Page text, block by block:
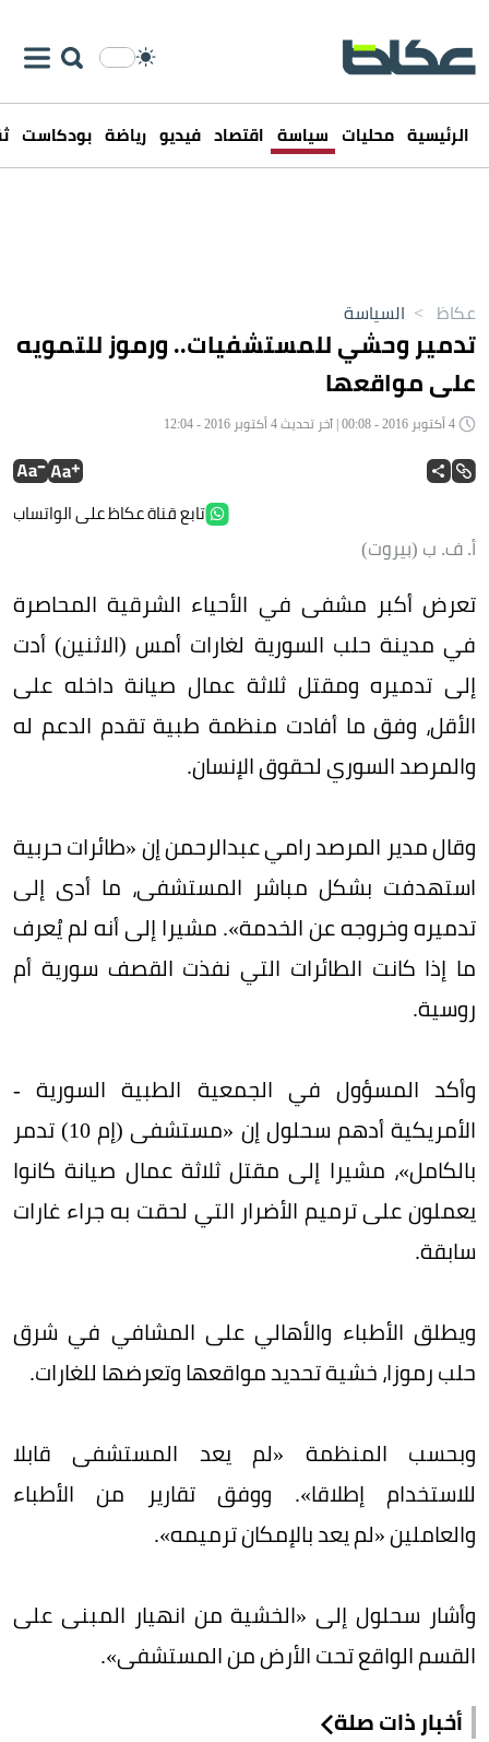
الرئيسية محليات سياسة اقتصاد فيديو رياضة بودكاست
عكاظ > السياسة
تدمير وحشي للمستشفيات.. ورموز للتمويه
على مواقعها
تابع قناة عكاظ على الواتساب
أ. ف. ب (بيروت)
تعرض أكبر مشفى في الأحياء الشرقية المحاصرة
في مدينة حلب السورية لغارات أمس (الاثنين) أدت
إلى تدميره ومقتل ثلاثة عمال صيانة داخله على
الأقل، وفق ما أفادت منظمة طبية تقدم الدعم له
والمرصد السوري لحقوق الإنسان.
وقال مدير المرصد رامي عبدالرحمن إن «طائرات حربية
استهدفت بشكل مباشر المستشفى، ما أدى إلى
تدميره وخروجه عن الخدمة». مشيرا إلى أنه لم يُعرف
ما إذا كانت الطائرات التي نفذت القصف سورية أم
روسية.
وأكد المسؤول في الجمعية الطبية السورية -
الأمريكية أدهم سحلول إن «مستشفى (إم 10) تدمر
بالكامل»، مشيرا إلى مقتل ثلاثة عمال صيانة كانوا
يعملون على ترميم الأضرار التي لحقت به جراء غارات
سابقة.
ويطلق الأطباء والأهالي على المشافي في شرق
حلب رموزا، خشية تحديد مواقعها وتعرضها للغارات.
وبحسب المنظمة «لم يعد المستشفى قابلا
للاستخدام إطلاقا». ووفق تقارير من الأطباء
والعاملين «لم يعد بالإمكان ترميمه».
وأشار سحلول إلى «الخشية من انهيار المبنى على
القسم الواقع تحت الأرض من المستشفى».
أخبار ذات صلة